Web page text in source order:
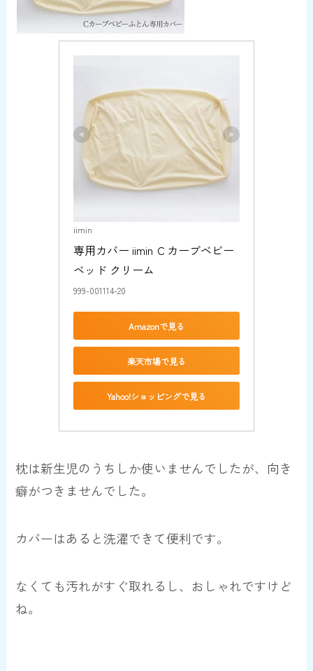
iimin
専用カバー iimin Ｃカーブベビー
ベッド クリーム
999-001114-20
Amazonで見る
楽天市場で見る
Yahoo!ショッピングで見る
枕は新生児のうちしか使いませんでしたが、向き
癖がつきませんでした。
カバーはあると洗濯できて便利です。
なくても汚れがすぐ取れるし、おしゃれですけど
ね。